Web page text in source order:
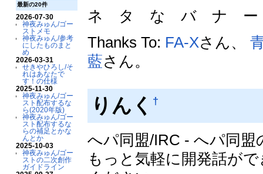
最新の20件
2026-07-30
神夜みゅん/ゴー
ストメモ
神夜みゅん/参考
にしたものまと
め
2026-03-31
せきやひろし/そ
れはあなたで
す！の仕様
2025-11-30
神夜みゅん/ゴー
スト配布するな
ら(2020年版)
神夜みゅん/ゴー
スト配布するな
らの補足とかな
んとか
2025-10-03
神夜みゅん/ゴー
ストの二次創作
ガイドライン
ネ タ な バ ナ
Thanks To: FA-Xさん、
藍さん。
りんく †
へパ同盟/IRC - へパ同
もっと気軽に開発話が